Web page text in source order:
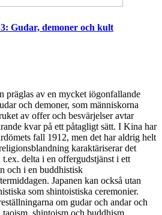
Gudar, demoner och kult
präglas av en mycket iögonfallande
och demoner, som människorna
av offer och besvärjelser avtar
kvar på ett påtagligt sätt. I Kina har
fall 1912, men det har aldrig helt
karaktäriserar det
delta i en offergudstjänst i ett
och i en buddhistisk
Japanen kan också utan
som shintoistiska ceremonier.
om gudar och andar och
shintoism och buddhism...